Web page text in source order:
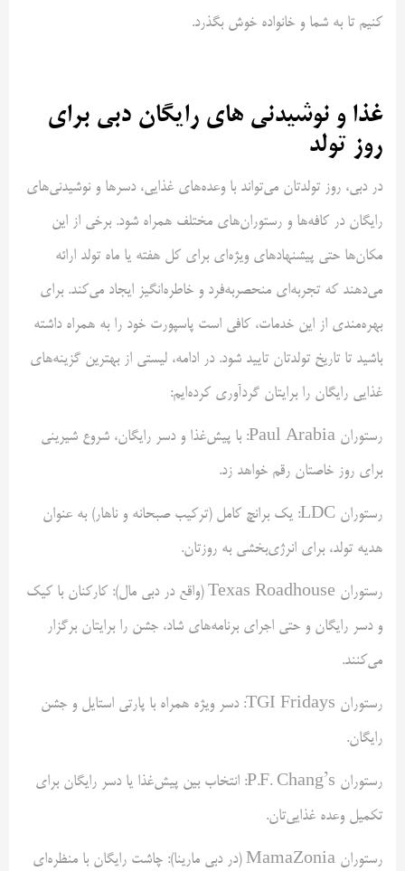
کنیم تا به شما و خانواده خوش بگذرد.
غذا و نوشیدنی ‌های رایگان دبی برای
روز تولد
در دبی، روز تولدتان می‌تواند با وعده‌های غذایی، دسرها و نوشیدنی‌های
رایگان در کافه‌ها و رستوران‌های مختلف همراه شود. برخی از این
مکان‌ها حتی پیشنهادهای ویژه‌ای برای کل هفته یا ماه تولد ارائه
می‌دهند که تجربه‌ای منحصربه‌فرد و خاطره‌انگیز ایجاد می‌کند. برای
بهره‌مندی از این خدمات، کافی است پاسپورت خود را به همراه داشته
باشید تا تاریخ تولدتان تایید شود. در ادامه، لیستی از بهترین گزینه‌های
غذایی رایگان را برایتان گردآوری کرده‌ایم:
رستوران Paul Arabia: با پیش‌غذا و دسر رایگان، شروع شیرینی
برای روز خاصتان رقم خواهد زد.
رستوران LDC: یک برانچ کامل (ترکیب صبحانه و ناهار) به عنوان
هدیه تولد، برای انرژی‌بخشی به روزتان.
رستوران Texas Roadhouse (واقع در دبی مال): کارکنان با کیک
و دسر رایگان و حتی اجرای برنامه‌های شاد، جشن را برایتان برگزار
می‌کنند.
رستوران TGI Fridays: دسر ویژه همراه با پارتی استایل و جشن
رایگان.
رستوران P.F. Chang’s: انتخاب بین پیش‌غذا یا دسر رایگان برای
تکمیل وعده غذایی‌تان.
رستوران MamaZonia (در دبی مارینا): چاشت رایگان با منظره‌ای